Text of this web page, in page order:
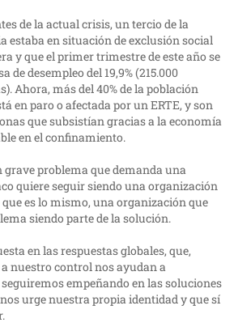
de la actual crisis, un tercio de la
estaba en situación de exclusión social
y que el primer trimestre de este año se
de desempleo del 19,9% (215.000
Ahora, más del 40% de la población
en paro o afectada por un ERTE, y son
que subsistían gracias a la economía
en el confinamiento.
grave problema que demanda una
quiere seguir siendo una organización
que es lo mismo, una organización que
siendo parte de la solución.
en las respuestas globales, que,
nuestro control nos ayudan a
empeñando en las soluciones
urge nuestra propia identidad y que sí